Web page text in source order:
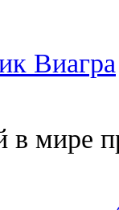
Виагра
мире